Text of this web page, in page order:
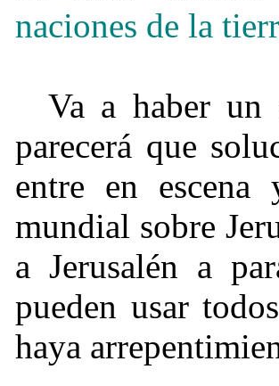
naciones de la
Va a haber
parecerá que
entre en
mundial sobre
a Jerusalén a
pueden usar
haya